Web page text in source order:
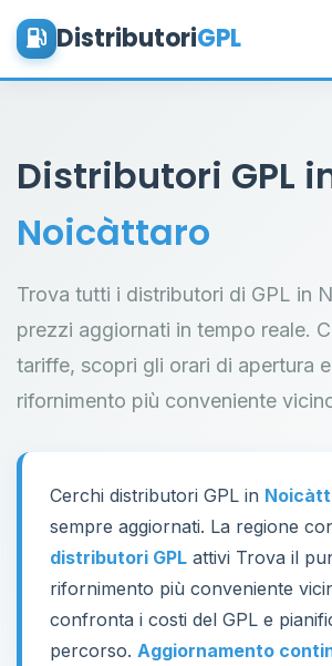
DistributoriGPL
Distributori GPL
Noicàttaro
Trova tutti i distributori di GPL in
prezzi aggiornati in tempo reale.
tariffe, scopri gli orari di apertura
rifornimento più conveniente
Cerchi distributori GPL in
sempre aggiornati. La regione
distributori GPL attivi Trova il
rifornimento più conveniente
confronta i costi del GPL e
percorso. Aggiornamento